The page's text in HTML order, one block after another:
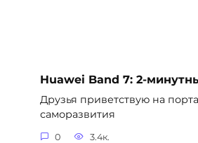
Huawei Band 7: 2-
Друзья приветствую на
саморазвития
0 3.4к.